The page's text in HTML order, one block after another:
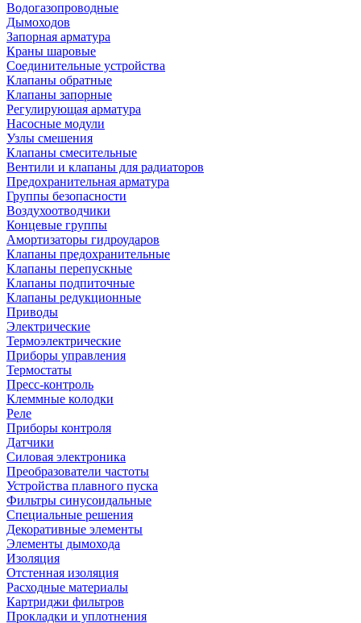
Водогазопроводные
Дымоходов
Запорная арматура
Краны шаровые
Соединительные устройства
Клапаны обратные
Клапаны запорные
Регулирующая арматура
Насосные модули
Узлы смешения
Клапаны смесительные
Вентили и клапаны для радиаторов
Предохранительная арматура
Группы безопасности
Воздухоотводчики
Концевые группы
Амортизаторы гидроударов
Клапаны предохранительные
Клапаны перепускные
Клапаны подпиточные
Клапаны редукционные
Приводы
Электрические
Термоэлектрические
Приборы управления
Термостаты
Пресс-контроль
Клеммные колодки
Реле
Приборы контроля
Датчики
Силовая электроника
Преобразователи частоты
Устройства плавного пуска
Фильтры синусоидальные
Специальные решения
Декоративные элементы
Элементы дымохода
Изоляция
Отстенная изоляция
Расходные материалы
Картриджи фильтров
Прокладки и уплотнения